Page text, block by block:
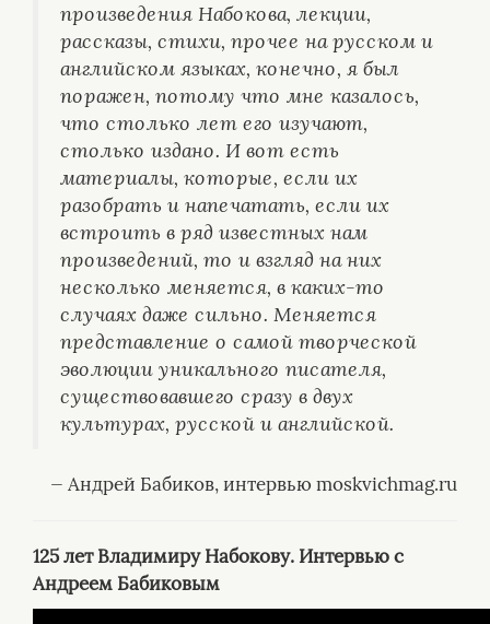
произведения Набокова, лекции,
рассказы, стихи, прочее на русском и
английском языках, конечно, я был
поражен, потому что мне казалось,
что столько лет его изучают,
столько издано. И вот есть
материалы, которые, если их
разобрать и напечатать, если их
встроить в ряд известных нам
произведений, то и взгляд на них
несколько меняется, в каких-то
случаях даже сильно. Меняется
представление о самой творческой
эволюции уникального писателя,
существовавшего сразу в двух
культурах, русской и английской.
— Андрей Бабиков, интервью moskvichmag.ru
125 лет Владимиру Набокову. Интервью с
Андреем Бабиковым